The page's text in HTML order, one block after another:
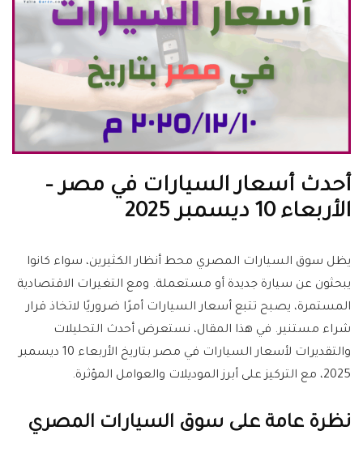
أحدث أسعار السيارات في مصر –
الأربعاء 10 ديسمبر 2025
يظل سوق السيارات المصري محط أنظار الكثيرين، سواء كانوا
يبحثون عن سيارة جديدة أو مستعملة. ومع التغيرات الاقتصادية
المستمرة، يصبح تتبع أسعار السيارات أمرًا ضروريًا لاتخاذ قرار
شراء مستنير. في هذا المقال، نستعرض أحدث التحليلات
والتقديرات لأسعار السيارات في مصر بتاريخ الأربعاء 10 ديسمبر
2025، مع التركيز على أبرز الموديلات والعوامل المؤثرة.
نظرة عامة على سوق السيارات المصري